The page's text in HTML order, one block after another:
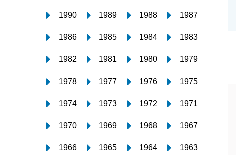
1990 1989 1988 1987
1986 1985 1984 1983
1982 1981 1980 1979
1978 1977 1976 1975
1974 1973 1972 1971
1970 1969 1968 1967
1966 1965 1964 1963